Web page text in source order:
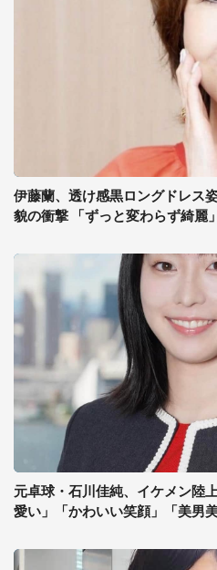
伊藤蘭、透け感黒ロングドレス
貌の衝撃 「ずっと変わらず綺麗
元卓球・石川佳純、イケメン陸
愛い」「かわいい笑顔」「美男